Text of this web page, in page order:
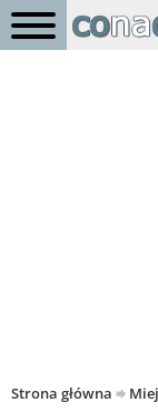
Strona główna